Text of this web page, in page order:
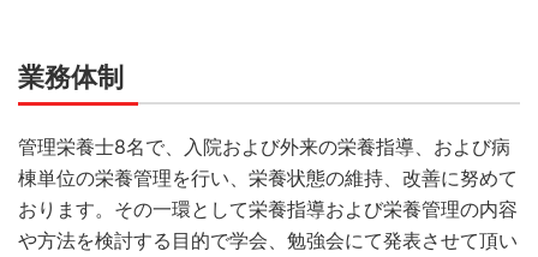
業務体制
管理栄養士8名で、入院および外来の栄養指導、および病
棟単位の栄養管理を行い、栄養状態の維持、改善に努めて
おります。その一環として栄養指導および栄養管理の内容
や方法を検討する目的で学会、勉強会にて発表させて頂い